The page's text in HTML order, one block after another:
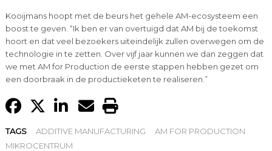
Kooijmans hoopt met de beurs het gehele AM-ecosysteem een
boost te geven. “Ik ben er van overtuigd dat AM bij de toekomst
hoort en dat veel bezoekers uiteindelijk zullen overwegen om de
technologie in te zetten. Over vijf jaar kunnen we dan zeggen dat
we met AM for Production de eerste stappen hebben gezet om
een doorbraak in de productieketen te realiseren.”
TAGS ADDITIVE MANUFACTURING
AM FOR PRODUCTION
MIKROCENTRUM